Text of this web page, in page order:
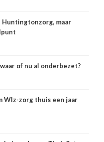
Huntingtonzorg, maar
of nu al onderbezet?
Wlz-zorg thuis een jaar